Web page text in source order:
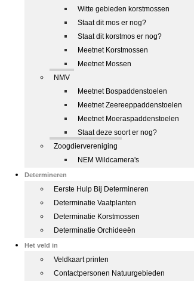
Witte gebieden korstmossen
Staat dit mos er nog?
Staat dit korstmos er nog?
Meetnet Korstmossen
Meetnet Mossen
NMV
Meetnet Bospaddenstoelen
Meetnet Zeereeppaddenstoelen
Meetnet Moeraspaddenstoelen
Staat deze soort er nog?
Zoogdiervereniging
NEM Wildcamera's
Determineren
Eerste Hulp Bij Determineren
Determinatie Vaatplanten
Determinatie Korstmossen
Determinatie Orchideeën
Het veld in
Veldkaart printen
Contactpersonen Natuurgebieden